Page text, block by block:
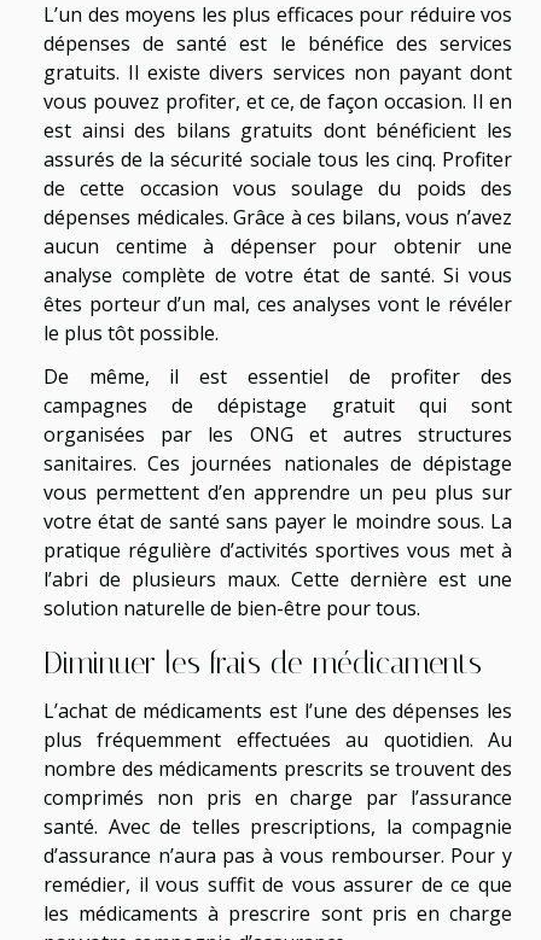
L’un des moyens les plus efficaces pour réduire vos
dépenses de santé est le bénéfice des services
gratuits. Il existe divers services non payant dont
vous pouvez profiter, et ce, de façon occasion. Il en
est ainsi des bilans gratuits dont bénéficient les
assurés de la sécurité sociale tous les cinq. Profiter
de cette occasion vous soulage du poids des
dépenses médicales. Grâce à ces bilans, vous n’avez
aucun centime à dépenser pour obtenir une
analyse complète de votre état de santé. Si vous
êtes porteur d’un mal, ces analyses vont le révéler
le plus tôt possible.
De même, il est essentiel de profiter des
campagnes de dépistage gratuit qui sont
organisées par les ONG et autres structures
sanitaires. Ces journées nationales de dépistage
vous permettent d’en apprendre un peu plus sur
votre état de santé sans payer le moindre sous. La
pratique régulière d’activités sportives vous met à
l’abri de plusieurs maux. Cette dernière est une
solution naturelle de bien-être pour tous.
Diminuer les frais de médicaments
L’achat de médicaments est l’une des dépenses les
plus fréquemment effectuées au quotidien. Au
nombre des médicaments prescrits se trouvent des
comprimés non pris en charge par l’assurance
santé. Avec de telles prescriptions, la compagnie
d’assurance n’aura pas à vous rembourser. Pour y
remédier, il vous suffit de vous assurer de ce que
les médicaments à prescrire sont pris en charge